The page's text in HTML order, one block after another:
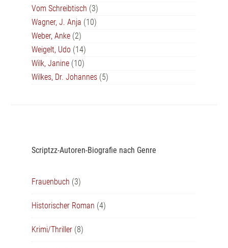
Vom Schreibtisch (3)
Wagner, J. Anja (10)
Weber, Anke (2)
Weigelt, Udo (14)
Wilk, Janine (10)
Wilkes, Dr. Johannes (5)
Scriptzz-Autoren-Biografie nach Genre
Frauenbuch (3)
Historischer Roman (4)
Krimi/Thriller (8)